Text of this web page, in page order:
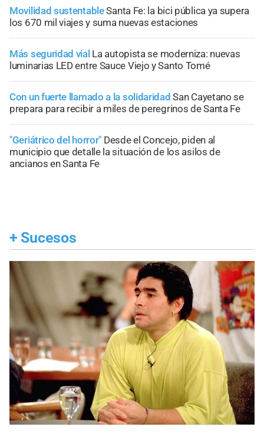
Movilidad sustentableSanta Fe: la bici pública ya supera
los 670 mil viajes y suma nuevas estaciones
Más seguridad vial La autopista se moderniza: nuevas
luminarias LED entre Sauce Viejo y Santo Tomé
Con un fuerte llamado a la solidaridad San Cayetano se
prepara para recibir a miles de peregrinos de Santa Fe
"Geriátrico del horror" Desde el Concejo, piden al
municipio que detalle la situación de los asilos de
ancianos en Santa Fe
+ Sucesos